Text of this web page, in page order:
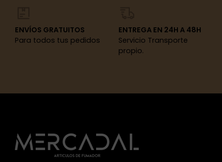
ENVÍOS GRATUITOS
Para todos tus pedidos
ENTREGA EN 24H A 48H
Servicio Transporte
propio.